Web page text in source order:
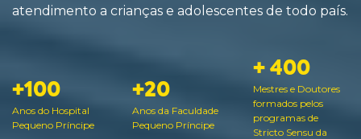
atendimento a crianças e adolescentes de todo país.
+100
Anos do Hospital
Pequeno Príncipe
+20
Anos da Faculdade
Pequeno Príncipe
+ 400
Mestres e Doutores
formados pelos
programas de
Stricto Sensu da